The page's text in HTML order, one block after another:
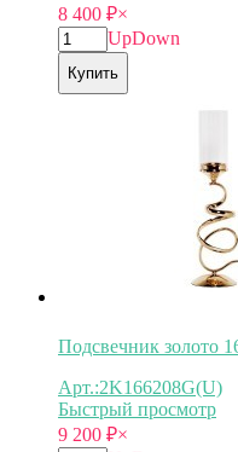
8 400 ₽×
UpDown
Купить
Подсвечник золото
Арт.:2K166208G(U)
Быстрый просмотр
9 200 ₽×